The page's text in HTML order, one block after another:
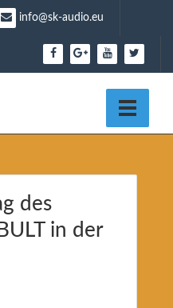
info@sk-audio.eu
des
in der